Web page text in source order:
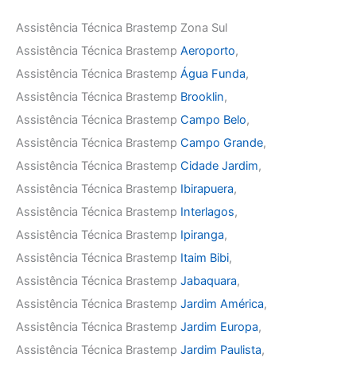
Assistência Técnica Brastemp Zona Sul
Assistência Técnica Brastemp Aeroporto,
Assistência Técnica Brastemp Água Funda,
Assistência Técnica Brastemp Brooklin,
Assistência Técnica Brastemp Campo Belo,
Assistência Técnica Brastemp Campo Grande,
Assistência Técnica Brastemp Cidade Jardim,
Assistência Técnica Brastemp Ibirapuera,
Assistência Técnica Brastemp Interlagos,
Assistência Técnica Brastemp Ipiranga,
Assistência Técnica Brastemp Itaim Bibi,
Assistência Técnica Brastemp Jabaquara,
Assistência Técnica Brastemp Jardim América,
Assistência Técnica Brastemp Jardim Europa,
Assistência Técnica Brastemp Jardim Paulista,